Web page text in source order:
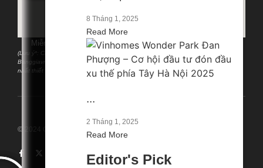
8 Tháng 1, 2025
Read More
...
2 Tháng 1, 2025
Read More
Editor's Pick
Miễn Trừ Trách Nhiệm
(Lưu ý*: Các phân tích, thông tin được chia sẻ miễn phí có tính chất tham khảo;
Banggiavn.com chỉ phản ánh quan điểm cá nhân của đội ngũ tư vấn và không
nhất thiết đại diện cho quan điểm của tổ chức nào. ….)
© 2024 Created with